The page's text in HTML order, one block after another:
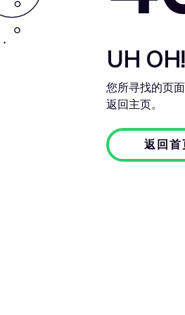
UH
您所寻找的页
返回主页。
返回首